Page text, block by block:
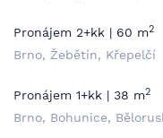
Pronájem 2+kk | 60 m2
Brno, Žebětín, Křepelčí
Pronájem 1+kk | 38 m2
Brno, Bohunice,